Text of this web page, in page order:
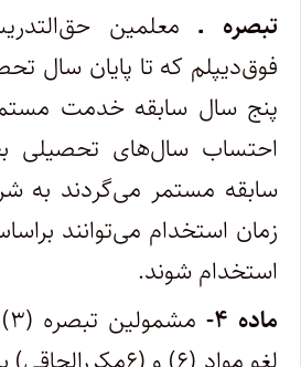
تبصره ـمعلمین
پنج سال سابقه خدمت مستمر
احتساب سال‌های تحصیلی
سابقه مستمر می‌گردند به
زمان استخدام می‌توانند
استخدام شوند.
ماده ۴-